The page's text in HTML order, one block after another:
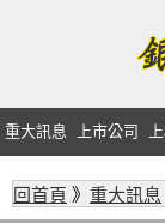
重大訊息 上市公司
回首頁 》 重大訊息